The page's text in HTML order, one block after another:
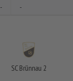
- -
SC Brünnau 2